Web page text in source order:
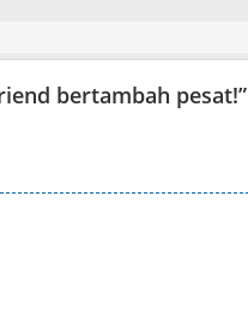
bertambah pesat!”